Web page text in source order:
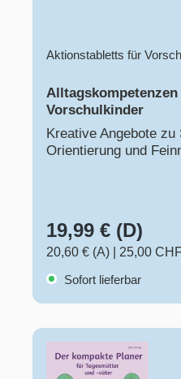
Aktionstabletts für
Vorschulkinder
Kreative Angebote
Orientierung und
19,99 € (D)
20,60 € (A)
25,00
Sofort lieferbar
1–2–3–Alle da? Der